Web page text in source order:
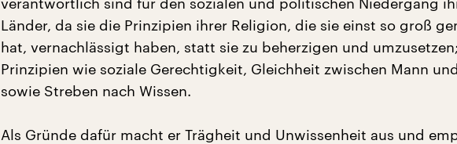
Länder, da sie die Prinzipien ihrer Religion, die sie einst so groß
hat, vernachlässigt haben, statt sie zu beherzigen und umzusetzen;
Prinzipien wie soziale Gerechtigkeit, Gleichheit zwischen Mann
sowie Streben nach Wissen.
Als Gründe dafür macht er Trägheit und Unwissenheit aus und